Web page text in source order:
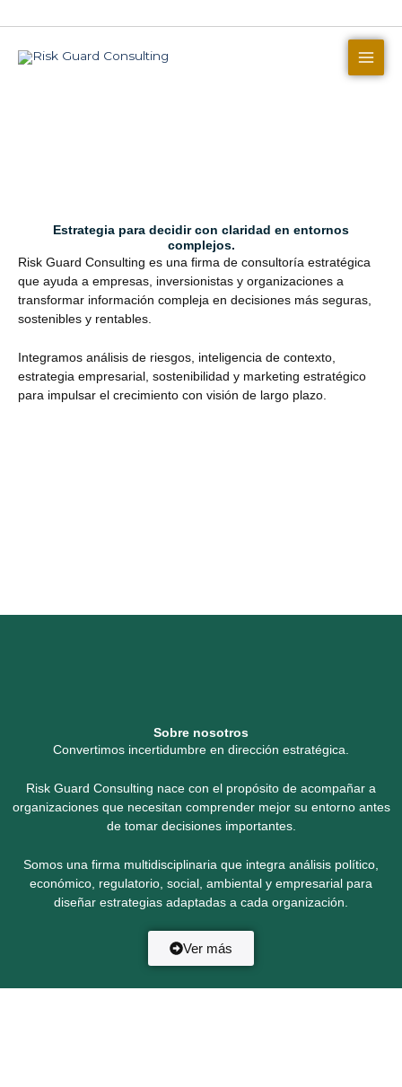
to
Estrategia para decidir con claridad en entornos
complejos.
Risk Guard Consulting es una firma de consultoría estratégica
que ayuda a empresas, inversionistas y organizaciones a
transformar información compleja en decisiones más seguras,
sostenibles y rentables.
Integramos análisis de riesgos, inteligencia de contexto,
estrategia empresarial, sostenibilidad y marketing estratégico
para impulsar el crecimiento con visión de largo plazo.
Sobre nosotros
Convertimos incertidumbre en dirección estratégica.
Risk Guard Consulting nace con el propósito de acompañar a
organizaciones que necesitan comprender mejor su entorno antes
de tomar decisiones importantes.
Somos una firma multidisciplinaria que integra análisis político,
económico, regulatorio, social, ambiental y empresarial para
diseñar estrategias adaptadas a cada organización.
Ver más